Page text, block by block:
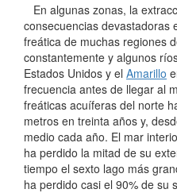
En algunas zonas, la
consecuencias devastadoras
freática de muchas regiones
constantemente y algunos
Estados Unidos y el Amarillo
frecuencia antes de llegar al
freáticas acuíferas del norte
metros en treinta años y,
medio cada año. El mar
ha perdido la mitad de su
tiempo el sexto lago más
ha perdido casi el 90% de su